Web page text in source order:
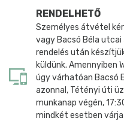
RENDELHETŐ
Személyes átvétel
vagy Bacsó Béla
rendelés után
küldünk. Amennyiben
úgy várhatóan Bacsó
azonnal, Tétényi úti
munkanap végén,
mindkét esetben